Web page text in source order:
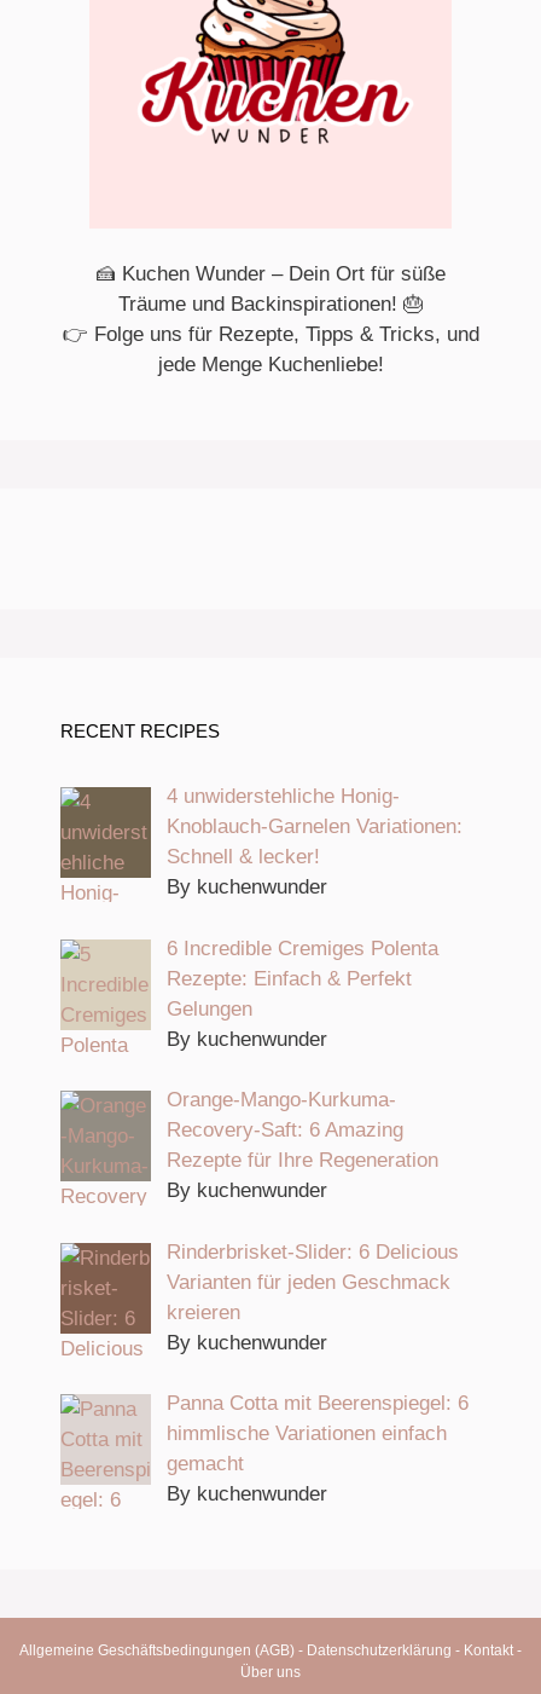
🍰 Kuchen Wunder – Dein Ort für süße
Träume und Backinspirationen! 🎂
👉 Folge uns für Rezepte, Tipps & Tricks, und
jede Menge Kuchenliebe!
RECENT RECIPES
4 unwiderstehliche Honig-
Knoblauch-Garnelen Variationen:
Schnell & lecker!
By kuchenwunder
6 Incredible Cremiges Polenta
Rezepte: Einfach & Perfekt
Gelungen
By kuchenwunder
Orange-Mango-Kurkuma-
Recovery-Saft: 6 Amazing
Rezepte für Ihre Regeneration
By kuchenwunder
Rinderbrisket-Slider: 6 Delicious
Varianten für jeden Geschmack
kreieren
By kuchenwunder
Panna Cotta mit Beerenspiegel: 6
himmlische Variationen einfach
gemacht
By kuchenwunder
Allgemeine Geschäftsbedingungen (AGB) - Datenschutzerklärung - Kontakt -
Über uns